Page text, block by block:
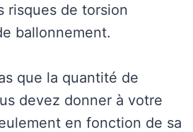
risques de torsion
ballonnement.
que la quantité de
devez donner à votre
en fonction de sa